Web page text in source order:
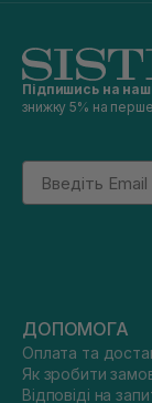
Підпишись на
знижку 5% на
Email
ДОПОМОГА
Оплата та
Як зробити
Відповіді на